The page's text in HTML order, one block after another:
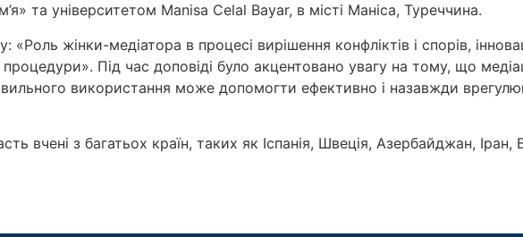
та університетом Manisa Celal Bayar, в місті Маніса, Туреччина.
жінки-медіатора в процесі вирішення конфліктів і спорів,
Під час доповіді було акцентовано увагу на тому, що
використання може допомогти ефективно і назавжди
вчені з багатьох країн, таких як Іспанія, Швеція, Азербайджан, Іран,